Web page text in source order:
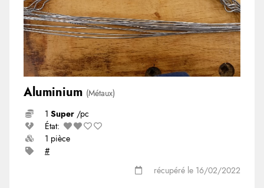
Aluminium (Métaux)
1 Super /pc
État:
1 pièce
#
récupéré le 16/02/2022